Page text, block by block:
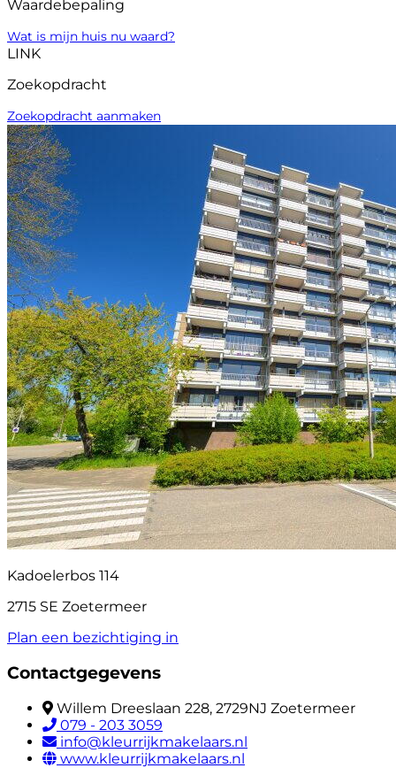
Waardebepaling
Wat is mijn huis nu waard?
LINK
Zoekopdracht
Zoekopdracht aanmaken
Kadoelerbos 114
2715 SE Zoetermeer
Plan een bezichtiging in
Contactgegevens
Willem Dreeslaan 228, 2729NJ Zoetermeer
079 - 203 3059
info@kleurrijkmakelaars.nl
www.kleurrijkmakelaars.nl